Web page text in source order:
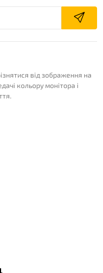
від зображення на
кольору монітора і